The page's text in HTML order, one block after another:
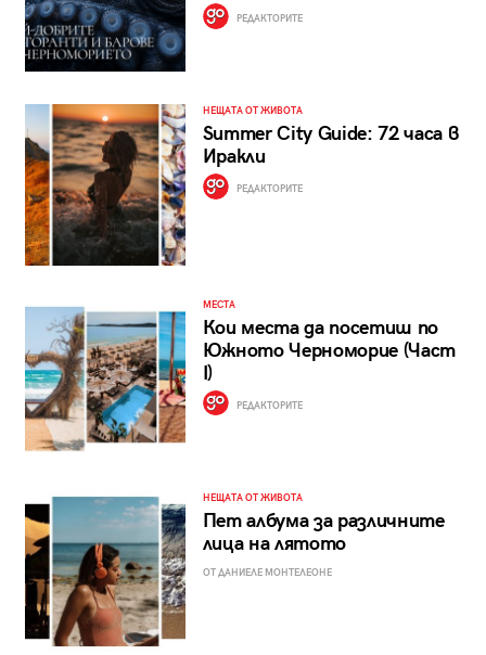
РЕДАКТОРИТЕ
НЕЩАТА ОТ ЖИВОТА
Summer City Guide: 72 часа в
Иракли
РЕДАКТОРИТЕ
МЕСТА
Кои места да посетиш по
Южното Черноморие (Част
I)
РЕДАКТОРИТЕ
НЕЩАТА ОТ ЖИВОТА
Пет албума за различните
лица на лятото
ОТ ДАНИЕЛЕ МОНТЕЛЕОНЕ